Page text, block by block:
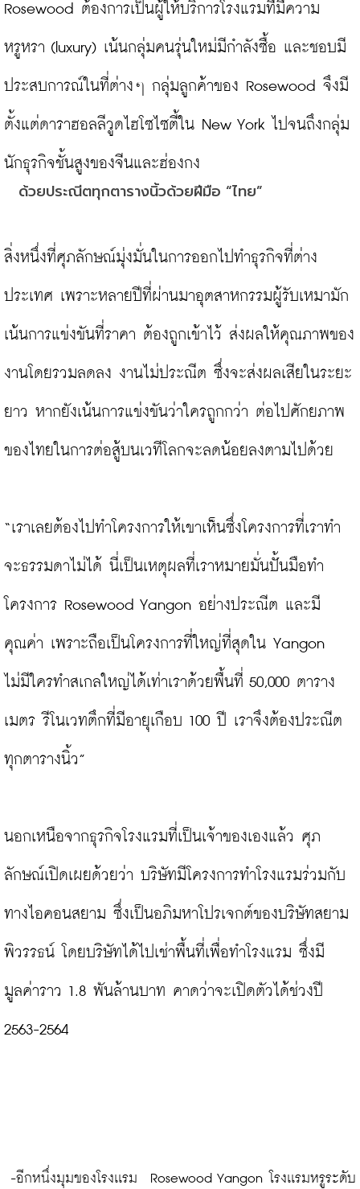
Rosewood ต้องการเป็นผู้ให้บริการโรงแรมที่มีความ
หรูหรา (luxury) เน้นกลุ่มคนรุ่นใหม่มีกำลังซื้อ และชอบมี
ประสบการณ์ในที่ต่างๆ กลุ่มลูกค้าของ Rosewood จึงมี
ตั้งแต่ดาราฮอลลีวูดไฮโซไซตี้ใน New York ไปจนถึงกลุ่ม
ด้วยประณีตทุกตารางนิ้วด้วยฝีมือ “ไทย”
สิ่งหนึ่งที่ศุภลักษณ์มุ่งมั่นในการออกไปทำธุรกิจที่ต่าง
ประเทศ เพราะหลายปีที่ผ่านมาอุตสาหกรรมผู้รับเหมามัก
เน้นการแข่งขันที่ราคา ต้องถูกเข้าไว้ ส่งผลให้คุณภาพของ
งานโดยรวมลดลง งานไม่ประณีต ซึ่งจะส่งผลเสียในระยะ
ยาว หากยังเน้นการแข่งขันว่าใครถูกกว่า ต่อไปศักยภาพ
ของไทยในการต่อสู้บนเวทีโลกจะลดน้อยลงตามไปด้วย
“เราเลยต้องไปทำโครงการให้เขาเห็นซึ่งโครงการที่เราทำ
จะธรรมดาไม่ได้ นี่เป็นเหตุผลที่เราหมายมั่นปั้นมือทำ
โครงการ Rosewood Yangon อย่างประณีต และมี
คุณค่า เพราะถือเป็นโครงการที่ใหญ่ที่สุดใน Yangon
ไม่มีใครทำสเกลใหญ่ได้เท่าเราด้วยพื้นที่ 50,000 ตาราง
เมตร รีโนเวทตึกที่มีอายุเกือบ 100 ปี เราจึงต้องประณีต
ทุกตารางนิ้ว”
นอกเหนือจากธุรกิจโรงแรมที่เป็นเจ้าของเองแล้ว ศุภ
ลักษณ์เปิดเผยด้วยว่า บริษัทมีโครงการทำโรงแรมร่วมกับ
ทางไอคอนสยาม ซึ่งเป็นอภิมหาโปรเจกต์ของบริษัทสยาม
พิวรรธน์ โดยบริษัทได้ไปเช่าพื้นที่เพื่อทำโรงแรม ซึ่งมี
มูลค่าราว 1.8 พันล้านบาท คาดว่าจะเปิดตัวได้ช่วงปี
2563-2564